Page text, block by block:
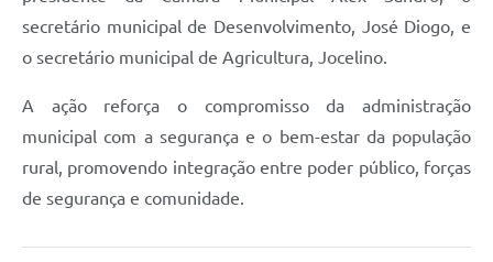
secretário municipal de Desenvolvimento, José Diogo, e
o secretário municipal de Agricultura, Jocelino.
A ação reforça o compromisso da administração
municipal com a segurança e o bem-estar da população
rural, promovendo integração entre poder público, forças
de segurança e comunidade.